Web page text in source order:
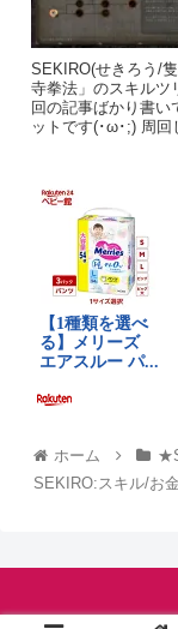
SEKIRO(せきろう/
寺拳法」のスキルツ
回の記事ばかり書い
ットです(･ω･;) 周回
ホーム
SEKIRO:スキル/お